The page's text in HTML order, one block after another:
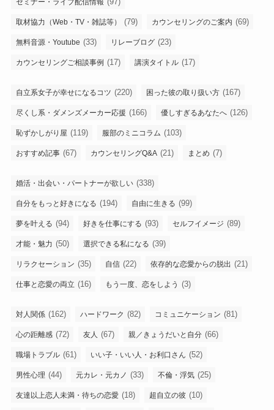
セミナー・ライブ配信情報
取材協力（Web・TV・雑誌等） (79) カウンセリングのご案内 (69)
無料音源・Youtube (33) リレーブログ (23)
カウンセリングご相談事例 (17) 講演タイトル (17)
自立系女子が幸せになるコツ (220) 困った彼の取り扱い方 (167)
尽くし系・ダメンズメーカー応援 (166) 優しすぎるあなたへ (126)
恥ずかしがり屋 (119) 服部のミニコラム (103)
おすすめ記事 (67) カウンセリングQ&A (21) まとめ (7)
婚活・出会い・パートナーが欲しい (338)
自分をもっと好きになる (194) 自由に生きる (99)
夢を叶える (94) 好きを仕事にする (93) セルフイメージ (89)
才能・魅力 (50) 選択できる私になる (39)
リラクセーション (35) 自信 (22) 依存的な恋愛からの脱出 (21)
仕事と恋愛の両立 (16) もう一度、恋をしよう (3)
対人関係 (162) ハードワーク (82) コミュニケーション (81)
心の距離感 (72) 友人 (67) 親／きょうだいと自分 (66)
職場トラブル (61) いい子・いい人・お利口さん (52)
男性心理 (44) 元カレ・元カノ (33) 不倫・浮気 (25)
友達以上恋人未満・待ちの恋愛 (18) 超自立の彼 (10)